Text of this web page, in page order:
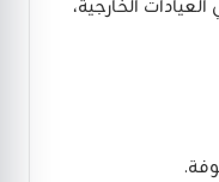
الخارجية،